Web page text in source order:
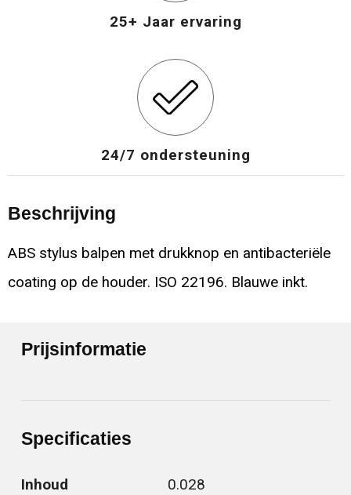
25+ Jaar ervaring
24/7 ondersteuning
Beschrijving
ABS stylus balpen met drukknop en antibacteriële
coating op de houder. ISO 22196. Blauwe inkt.
Prijsinformatie
Specificaties
Inhoud 0.028